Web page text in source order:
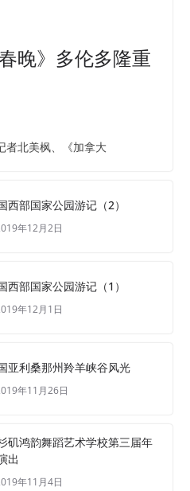
晚》多伦多隆重
者北美枫、《加拿大
西部国家公园游记（2）
年12月2日
西部国家公园游记（1）
年12月1日
亚利桑那州羚羊峡谷风光
年11月26日
矶鸿韵舞蹈艺术学校第三届年
出
年11月4日